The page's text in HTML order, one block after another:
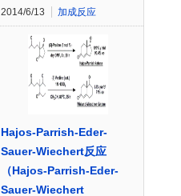
2014/6/13 加成反应
Hajos-Parrish-Eder-
Sauer-Wiechert反应
（Hajos-Parrish-Eder-
Sauer-Wiechert